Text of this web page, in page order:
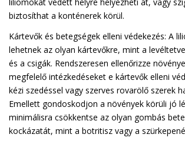
biztosíthat a konténerek körül.
Kártevők és betegségek elleni védekezés: A
lehetnek az olyan kártevőkre, mint a
és a csigák. Rendszeresen ellenőrizze
megfelelő intézkedéseket e kártevők elleni
kézi szedéssel vagy szerves rovarölő szerek
Emellett gondoskodjon a növények körüli jó
minimálisra csökkentse az olyan gombás
kockázatát, mint a botritisz vagy a